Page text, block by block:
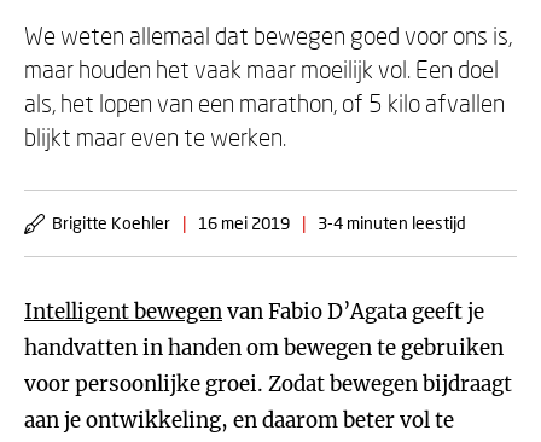
We weten allemaal dat bewegen goed voor ons is,
maar houden het vaak maar moeilijk vol. Een doel
als, het lopen van een marathon, of 5 kilo afvallen
blijkt maar even te werken.
Brigitte Koehler | 16 mei 2019 | 3-4 minuten leestijd
Intelligent bewegenvan Fabio D’Agata geeft je
handvatten in handen om bewegen te gebruiken
voor persoonlijke groei. Zodat bewegen bijdraagt
aan je ontwikkeling, en daarom beter vol te